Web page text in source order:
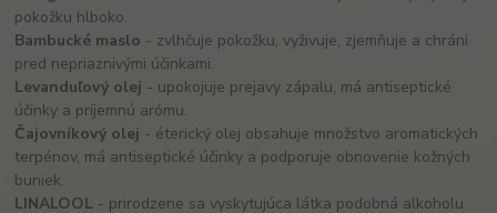
pokožku hlboko.
Bambucké maslo - zvlhčuje pokožku, vyživuje, zjemňuje a chráni
pred nepriaznivými účinkami.
Levanduľový olej - upokojuje prejavy zápalu, má antiseptické
účinky a príjemnú arómu.
Čajovníkový olej - éterický olej obsahuje množstvo aromatických
terpénov, má antiseptické účinky a podporuje obnovenie kožných
buniek.
LINALOOL - prirodzene sa vyskytujúca látka podobná alkoholu